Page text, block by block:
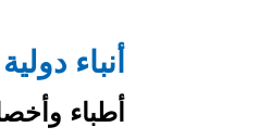
أنباء دولية
أطباء